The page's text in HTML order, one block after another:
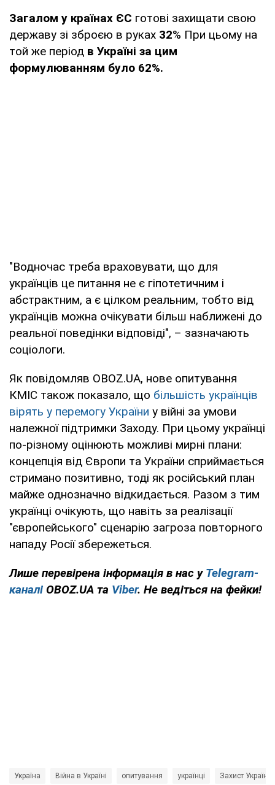
Загалом у країнах ЄС готові захищати свою
державу зі зброєю в руках 32% При цьому на
той же період в Україні за цим
формулюванням було 62%.
"Водночас треба враховувати, що для
українців це питання не є гіпотетичним і
абстрактним, а є цілком реальним, тобто від
українців можна очікувати більш наближені до
реальної поведінки відповіді", – зазначають
соціологи.
Як повідомляв OBOZ.UA, нове опитування
КМІС також показало, що більшість українців
вірять у перемогу України у війні за умови
належної підтримки Заходу. При цьому українці
по-різному оцінюють можливі мирні плани:
концепція від Європи та України сприймається
стримано позитивно, тоді як російський план
майже однозначно відкидається. Разом з тим
українці очікують, що навіть за реалізації
"європейського" сценарію загроза повторного
нападу Росії збережеться.
Лише перевірена інформація в нас у Telegram-
каналі OBOZ.UA та Viber. Не ведіться на фейки!
Україна Війна в Україні опитування українці Захист України